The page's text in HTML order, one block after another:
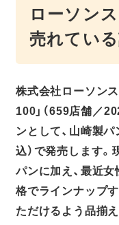
ローソン
売れてい
株式会社ローソン
100」（659店舗／
ンとして、山崎製
込）で発売します。
パンに加え、 最近女
格でラインナップ
ただけるよう品揃